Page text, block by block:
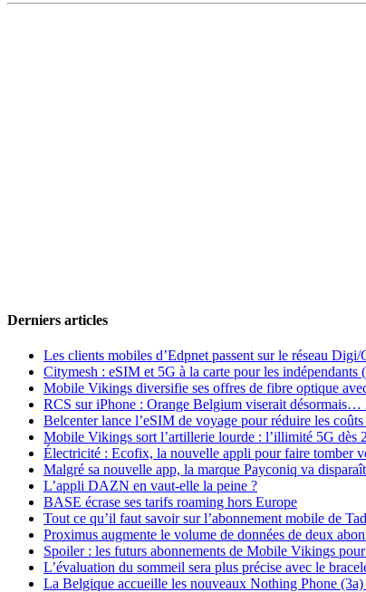
Derniers articles
Les clients mobiles d’Edpnet passent sur le réseau Digi/
Citymesh : eSIM et 5G à la carte pour les indépendants
Mobile Vikings diversifie ses offres de fibre optique
RCS sur iPhone : Orange Belgium viserait désormais…
Belcenter lance l’eSIM de voyage pour réduire les
Mobile Vikings sort l’artillerie lourde : l’illimité 5G dès
Électricité : Ecofix, la nouvelle appli pour faire tomber
Malgré sa nouvelle app, la marque Payconiq va
L’appli DAZN en vaut-elle la peine ?
BASE écrase ses tarifs roaming hors Europe
Tout ce qu’il faut savoir sur l’abonnement mobile de
Proximus augmente le volume de données de deux
Spoiler : les futurs abonnements de Mobile Vikings
L’évaluation du sommeil sera plus précise avec le
La Belgique accueille les nouveaux Nothing Phone (3a)